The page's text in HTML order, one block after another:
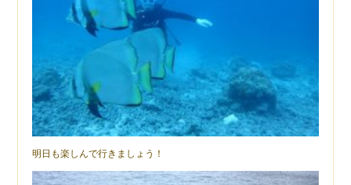
明日も楽しんで行きましょう！